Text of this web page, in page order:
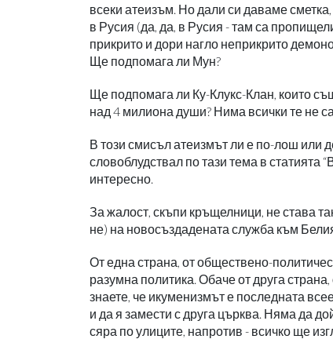
всеки атеизъм. Но дали си даваме
в Русия (да, да, в Русия - там са
прикрито и дори нагло неприкрито
Ще подпомага ли Мун?
Ще подпомага ли Ку-Клукс-Клан, които
над 4 милиона души? Нима всички те не
В този смисъл атеизмът ли е по-лош или
словоблудствал по тази тема в статията
интересно.
За жалост, скъпи кръщелници, не става
не) на новосъздадената служба към
От една страна, от обществено-
разумна политика. Обаче от друга
знаете, че икуменизмът е последната
и да я замести с друга църква. Няма да
сяра по улиците, напротив - всичко ще